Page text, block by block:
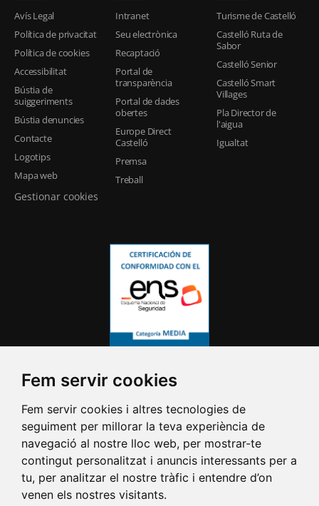
Fem servir cookies
Fem servir cookies i altres tecnologies de
seguiment per millorar la teva experiència de
navegació al nostre lloc web, per mostrar-te
contingut personalitzat i anuncis interessants per a
tu, per analitzar el nostre tràfic i entendre d’on
venen els nostres visitants.
Avís Legal
Política de privacitat
Política de cookies
Accessibilitat
Bústia de
suiggeriments
Bústia denuncies
Contacte
Logotips
Mapa web
Gestionar cookies
Intranet
Seu electrònica
Recaptació
Portal de
transparència
Portal de dades
obertes
Europe Direct
Castelló
Premsa
Treball
Turisme de Castelló
Castelló Ruta de
Sabor
Castelló Senior
Castelló Smart
Villages
Pla Director de
l'aigua
Igualtat